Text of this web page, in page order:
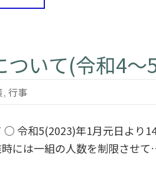
いて(令和4〜
, 行事
令和5(2023)年1月元日より
には一組の人数を制限させ